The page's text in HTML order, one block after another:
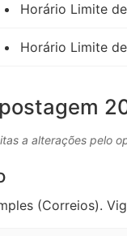
Horário Limite
Horário Limite
a alterações pelo
(Correios).